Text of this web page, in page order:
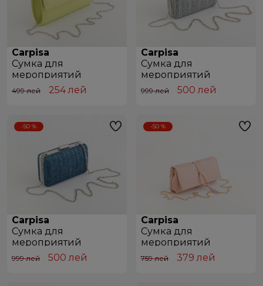
Carpisa
Сумкa для
мероприятий
499 лей 254лей
Carpisa
Сумкa для
мероприятий
999 лей 500лей
-50 %
Carpisa
Сумкa для
мероприятий
999 лей 500лей
-50 %
Carpisa
Сумкa для
мероприятий
759 лей 379лей